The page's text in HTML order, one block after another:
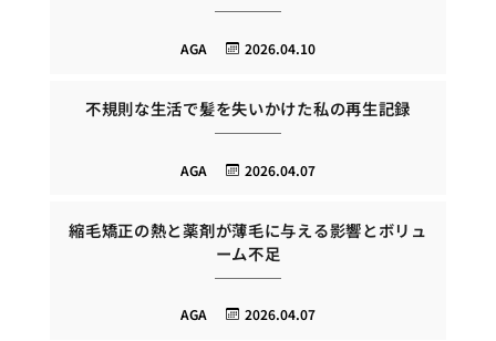
2026.04.10
AGA
不規則な生活で髪を失いかけた私の再生記録
2026.04.07
AGA
縮毛矯正の熱と薬剤が薄毛に与える影響とボリュ
ーム不足
2026.04.07
AGA